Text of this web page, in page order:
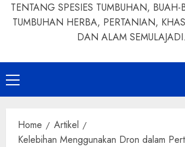
TENTANG SPESIES TUMBUHAN,
TUMBUHAN HERBA, PERTANIAN,
DAN ALAM
Primary
Menu
Home
Artikel
Kelebihan Menggunakan Dron dalam